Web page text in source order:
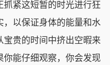
紧这短暂的时光进行狂
以保证身体的能量和水
宝贵的时间中挤出空暇来
能仔细观察，你会发现